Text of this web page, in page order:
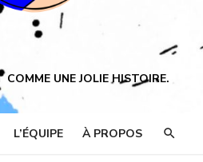
UNE JOLIE HISTOIRE.
L’ÉQUIPE À PROPOS